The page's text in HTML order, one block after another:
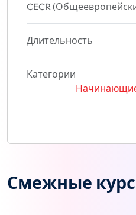
CECR
Длительность
Категории
Начинающие
Смежные